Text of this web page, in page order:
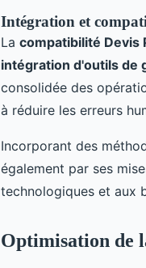
Intégration et
La compatibilité Devis
intégration d'outils de
consolidée des
à réduire les erreurs
Incorporant des
également par ses
technologiques et aux
Optimisation de